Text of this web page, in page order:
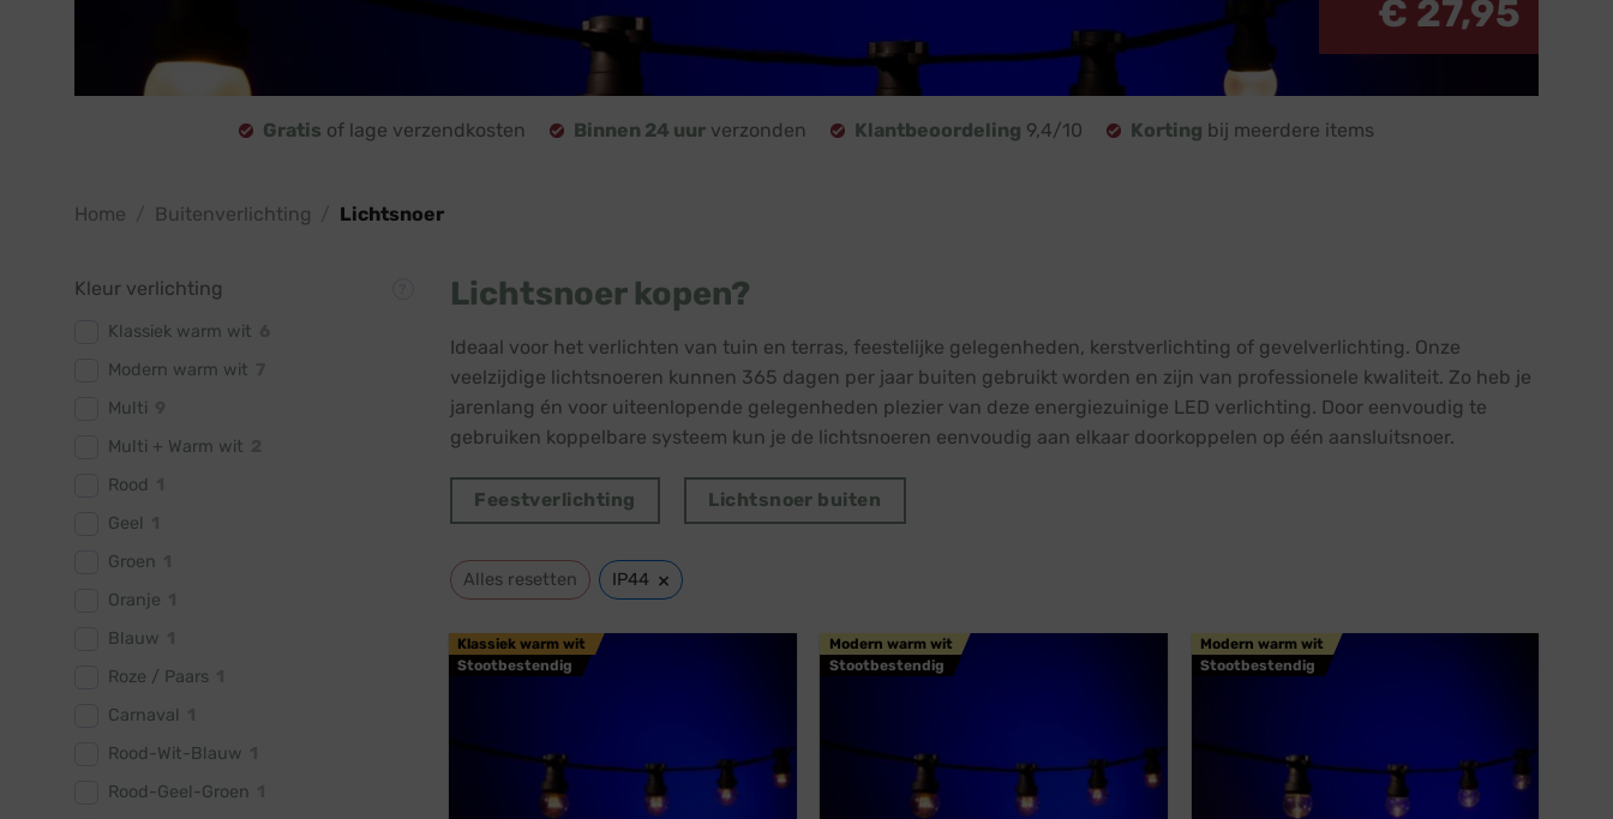
€ 27,95
Gratis of lage verzendkosten Binnen 24 uur verzonden Klantbeoordeling 9,4/10 Korting bij meerdere items
Home Buitenverlichting Lichtsnoer
Kleur verlichting
Klassiek warm wit
Modern warm wit
Multi
Multi + Warm wit
Rood
Geel
Groen
Oranje
Blauw
Roze / Paars
Carnaval
Rood-Wit-Blauw
Rood-Geel-Groen
Lichtsnoer kopen?
Ideaal voor het verlichten van tuin en terras, feestelijke gelegenheden, kerstverlichting of gevelverlichting. Onze
veelzijdige lichtsnoeren kunnen 365 dagen per jaar buiten gebruikt worden en zijn van professionele kwaliteit. Zo heb je
jarenlang én voor uiteenlopende gelegenheden plezier van deze energiezuinige LED verlichting. Door eenvoudig te
gebruiken koppelbare systeem kun je de lichtsnoeren eenvoudig aan elkaar doorkoppelen op één aansluitsnoer.
Feestverlichting Lichtsnoer buiten
Alles resetten IP44 ×
Klassiek warm wit
Stootbestendig
Modern warm wit
Stootbestendig
Modern warm wit
Stootbestendig